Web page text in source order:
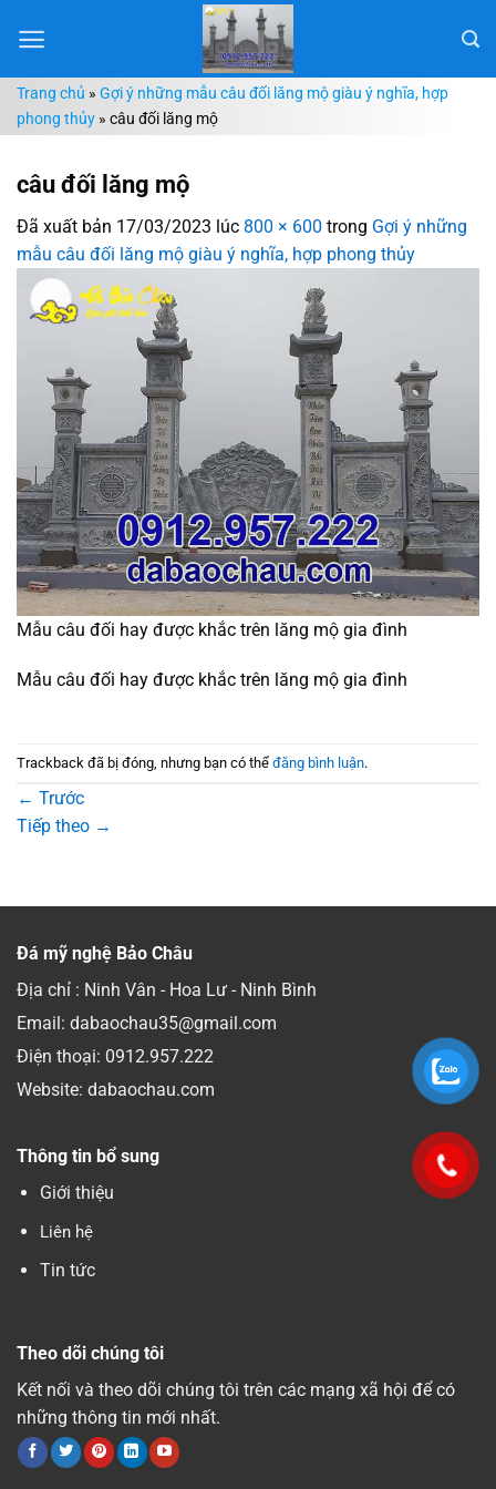
đến
dungTrang chủ » Gợi ý những mẫu câu đối lăng mộ giàu ý nghĩa, hợp
phong thủy » câu đối lăng mộ
câu đối lăng mộ
Đã xuất bản 17/03/2023 lúc 800 × 600 trong Gợi ý những
mẫu câu đối lăng mộ giàu ý nghĩa, hợp phong thủy
Mẫu câu đối hay được khắc trên lăng mộ gia đình
Mẫu câu đối hay được khắc trên lăng mộ gia đình
Trackback đã bị đóng, nhưng bạn có thể đăng bình luận.
← Trước
Tiếp theo →
Đá mỹ nghệ Bảo Châu
Địa chỉ : Ninh Vân - Hoa Lư - Ninh Bình
Email: dabaochau35@gmail.com
Điện thoại: 0912.957.222
Website: dabaochau.com
Thông tin bổ sung
Giới thiệu
Liên hệ
Tin tức
Theo dõi chúng tôi
Kết nối và theo dõi chúng tôi trên các mạng xã hội để có
những thông tin mới nhất.